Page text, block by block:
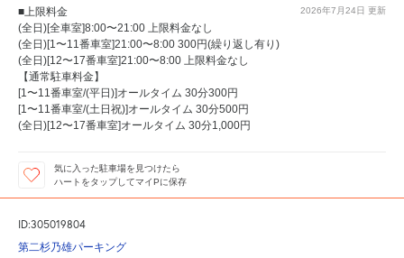
2026年7月24日 更新
■上限料金
(全日)[全車室]8:00〜21:00 上限料金なし
(全日)[1〜11番車室]21:00〜8:00 300円(繰り返し有り)
(全日)[12〜17番車室]21:00〜8:00 上限料金なし
【通常駐車料金】
[1〜11番車室/(平日)]オールタイム 30分300円
[1〜11番車室/(土日祝)]オールタイム 30分500円
(全日)[12〜17番車室]オールタイム 30分1,000円
気に入った駐車場を見つけたら
ハートをタップしてマイPに保存
ID:305019804
第二杉乃雄パーキング